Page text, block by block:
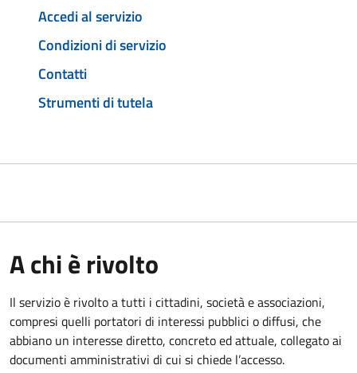
Accedi al servizio
Condizioni di servizio
Contatti
Strumenti di tutela
A chi è rivolto
Il servizio è rivolto a tutti i cittadini, società e associazioni,
compresi quelli portatori di interessi pubblici o diffusi, che
abbiano un interesse diretto, concreto ed attuale, collegato ai
documenti amministrativi di cui si chiede l’accesso.